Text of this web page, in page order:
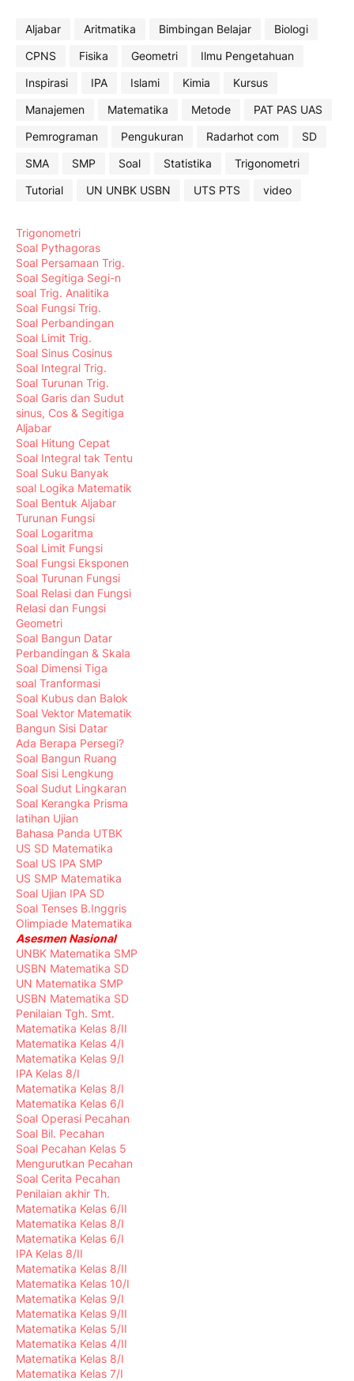
Aljabar Aritmatika Bimbingan Belajar
Biologi
CPNS
Fisika Geometri
Ilmu Pengetahuan
Inspirasi
IPA Islami Kimia
Kursus
Manajemen
Matematika Metode
PAT PAS UAS
Pemrograman
Pengukuran Radarhot com
SD
SMA
SMP Soal Statistika
Trigonometri
Tutorial
UN UNBK USBN UTS PTS video
Trigonometri
Soal Pythagoras
Soal Persamaan Trig.
Soal Segitiga Segi-n
soal Trig. Analitika
Soal Fungsi Trig.
Soal Perbandingan
Soal Limit Trig.
Soal Sinus Cosinus
Soal Integral Trig.
Soal Turunan Trig.
Soal Garis dan Sudut
sinus, Cos & Segitiga
Aljabar
Soal Hitung Cepat
Soal Integral tak Tentu
Soal Suku Banyak
soal Logika Matematik
Soal Bentuk Aljabar
Turunan Fungsi
Soal Logaritma
Soal Limit Fungsi
Soal Fungsi Eksponen
Soal Turunan Fungsi
Soal Relasi dan Fungsi
Relasi dan Fungsi
Geometri
Soal Bangun Datar
Perbandingan & Skala
Soal Dimensi Tiga
soal Tranformasi
Soal Kubus dan Balok
Soal Vektor Matematik
Bangun Sisi Datar
Ada Berapa Persegi?
Soal Bangun Ruang
Soal Sisi Lengkung
Soal Sudut Lingkaran
Soal Kerangka Prisma
latihan Ujian
Bahasa Panda UTBK
US SD Matematika
Soal US IPA SMP
US SMP Matematika
Soal Ujian IPA SD
Soal Tenses B.Inggris
Olimpiade Matematika
Asesmen Nasional
UNBK Matematika SMP
USBN Matematika SD
UN Matematika SMP
USBN Matematika SD
Penilaian Tgh. Smt.
Matematika Kelas 8/II
Matematika Kelas 4/I
Matematika Kelas 9/I
IPA Kelas 8/I
Matematika Kelas 8/I
Matematika Kelas 6/I
Soal Operasi Pecahan
Soal Bil. Pecahan
Soal Pecahan Kelas 5
Mengurutkan Pecahan
Soal Cerita Pecahan
Penilaian akhir Th.
Matematika Kelas 6/II
Matematika Kelas 8/I
Matematika Kelas 6/I
IPA Kelas 8/II
Matematika Kelas 8/II
Matematika Kelas 10/I
Matematika Kelas 9/I
Matematika Kelas 9/II
Matematika Kelas 5/II
Matematika Kelas 4/II
Matematika Kelas 8/I
Matematika Kelas 7/I